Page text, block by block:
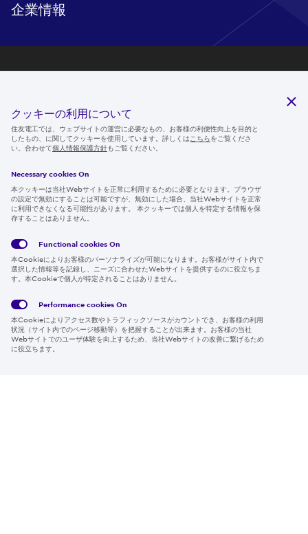
企業情報
ニュースルーム
IR情報
採用情報
Global
Policy
サイト
約
Region & Language:
Japan | JP
クッキーの利用について
住友電工では、ウェブサイトの運営に必要なもの、お客様の利便性向上を目的と
したもの、に関してクッキーを使用しています。詳しくは こちらをご覧くださ
い。合わせて個人情報保護方針もご覧ください。
Necessary cookies On
本クッキーは当社Webサイトを正常に利用するために必要となります。ブラウザ
の設定で無効にすることは可能ですが、無効にした場合、当社Webサイトを正常
に利用できなくなる可能性があります。 本クッキーでは個人を特定する情報を保
存することはありません。
Functional cookies On
本Cookieによりお客様のパーソナライズが可能になります。お客様がサイト内で
選択した情報等を記録し、ニーズに合わせたWebサイトを提供するのに役立ちま
す。本Cookieで個人が特定されることはありません。
Performance cookies On
本Cookieによりアクセス数やトラフィックソースがカウントでき、お客様の利用
状況（サイト内でのページ移動等）を把握することが出来ます。お客様の当社
Webサイトでのユーザ体験を向上するため、当社Webサイトの改善に繋げるため
に役立ちます。